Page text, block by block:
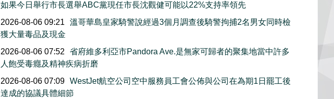
如果今日舉行市長選舉ABC黨現任市長沈觀健可能以22%支持率領先
2026-08-06 09:21
溫哥華島皇家騎警說經過3個月調查後騎警拘捕2名男女同時檢
獲大量毒品及現金
2026-08-06 07:52
省府維多利亞市Pandora Ave.是無家可歸者的聚集地當中許多
人飽受毒癮及精神疾病折磨
2026-08-06 07:09
WestJet航空公司空中服務員工會公佈與公司在為期1日罷工後
達成的協議具體細節